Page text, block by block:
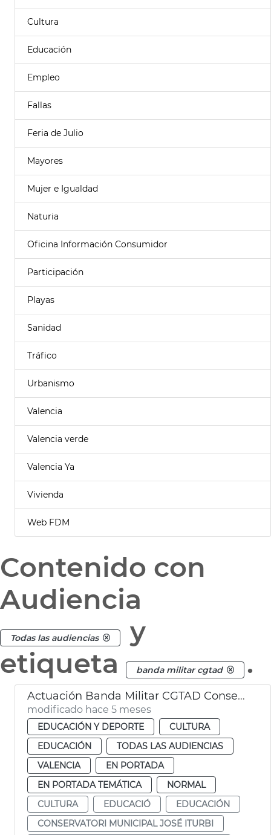
Cultura
Educación
Empleo
Fallas
Feria de Julio
Mayores
Mujer e Igualdad
Naturia
Oficina Información Consumidor
Participación
Playas
Sanidad
Tráfico
Urbanismo
Valencia
Valencia verde
Valencia Ya
Vivienda
Web FDM
Contenido con
Audiencia
Todas las audiencias
y
etiqueta
banda militar cgtad .
Actuación Banda Militar CGTAD Conservatorio municipal José Iturbi
modificado hace 5 meses
EDUCACIÓN Y DEPORTE
CULTURA
EDUCACIÓN
TODAS LAS AUDIENCIAS
VALENCIA
EN PORTADA
EN PORTADA TEMÁTICA
NORMAL
CULTURA
EDUCACIÓ
EDUCACIÓN
CONSERVATORI MUNICIPAL JOSÉ ITURBI